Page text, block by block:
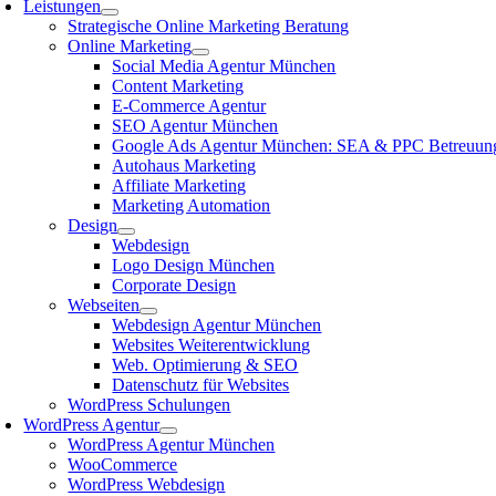
Leistungen
Strategische Online Marketing Beratung
Online Marketing
Social Media Agentur München
Content Marketing
E-Commerce Agentur
SEO Agentur München
Google Ads Agentur München: SEA & PPC
Autohaus Marketing
Affiliate Marketing
Marketing Automation
Design
Webdesign
Logo Design München
Corporate Design
Webseiten
Webdesign Agentur München
Websites Weiterentwicklung
Web. Optimierung & SEO
Datenschutz für Websites
WordPress Schulungen
WordPress Agentur
WordPress Agentur München
WooCommerce
WordPress Webdesign